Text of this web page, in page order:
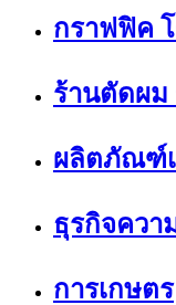
กราฟฟิค
ร้านตัดผม
ผลิตภัณฑ์
ธุรกิจควา
การเกษตร